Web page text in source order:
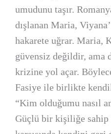
umudunu taşır.
dışlanan Maria,
hakarete uğrar. Maria,
güvensiz değildir, ama
krizine yol açar.
Fasiye ile birlikte
“Kim olduğumu nasıl
Güçlü bir kişiliğe sahip